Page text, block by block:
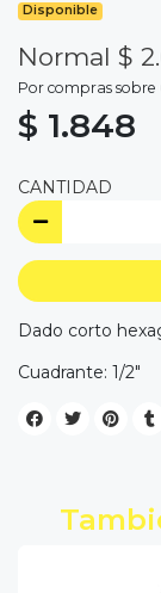
Disponible
Normal $
Por compras sobre
$ 1.848
CANTIDAD
Dado corto
Cuadrante: 1/2"